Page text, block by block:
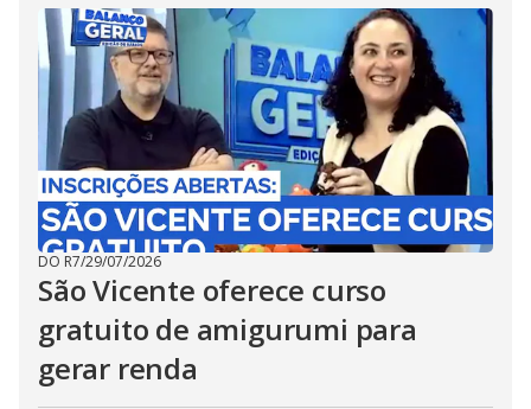
DO R7/29/07/2026
São Vicente oferece curso
gratuito de amigurumi para
gerar renda